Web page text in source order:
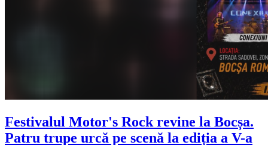
Festivalul Motor's Rock revine la Bocșa.
Patru trupe urcă pe scenă la ediția a V-a